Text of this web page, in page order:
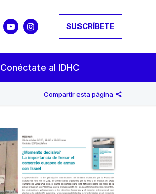
SUSCRÍBETE
Conéctate al IDHC
Compartir esta página